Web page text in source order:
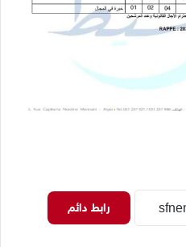
رابط دائم